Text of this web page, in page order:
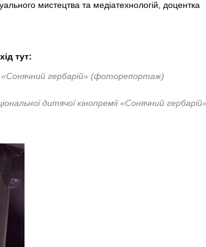
мистецтва та медіатехнологій, доцентка
тут:
«Сонячний гербарій» (фоторепортаж)
дитячої кінопремії «Сонячний гербарій»